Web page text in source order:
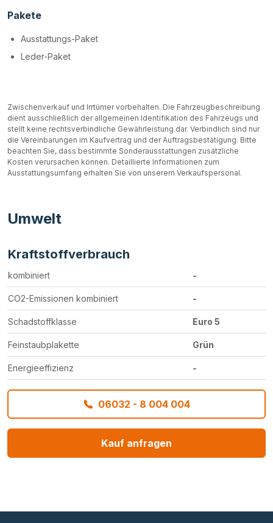
Pakete
Ausstattungs-Paket
Leder-Paket
Zwischenverkauf und Irrtümer vorbehalten. Die Fahrzeugbeschreibung
dient ausschließlich der allgemeinen Identifikation des Fahrzeugs und
stellt keine rechtsverbindliche Gewährleistung dar. Verbindlich sind nur
die Vereinbarungen im Kaufvertrag und der Auftragsbestätigung. Bitte
beachten Sie, dass bestimmte Sonderausstattungen zusätzliche
Kosten verursachen können. Detaillierte Informationen zum
Ausstattungsumfang erhalten Sie von unserem Verkaufspersonal.
Umwelt
Kraftstoffverbrauch
kombiniert -
CO2-Emissionen kombiniert -
Schadstoffklasse Euro 5
Feinstaubplakette Grün
Energieeffizienz -
06032 - 8 004 004
Kauf anfragen